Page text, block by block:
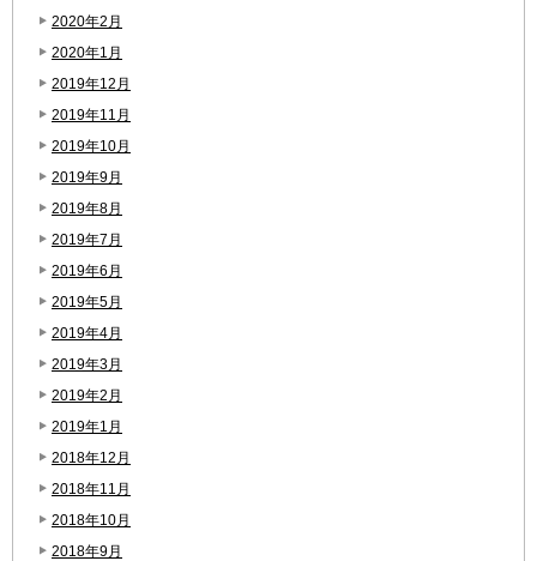
2020年2月
2020年1月
2019年12月
2019年11月
2019年10月
2019年9月
2019年8月
2019年7月
2019年6月
2019年5月
2019年4月
2019年3月
2019年2月
2019年1月
2018年12月
2018年11月
2018年10月
2018年9月